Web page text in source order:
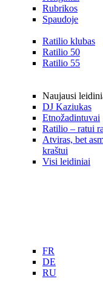
Rubrikos
Spaudoje
Ratilio klubas
Ratilio 50
Ratilio 55
Naujausi
DJ Kaziukas
Etnožadintuvai
Ratilio – ratui
Atviras, bet
kraštui
Visi leidiniai
FR
DE
RU